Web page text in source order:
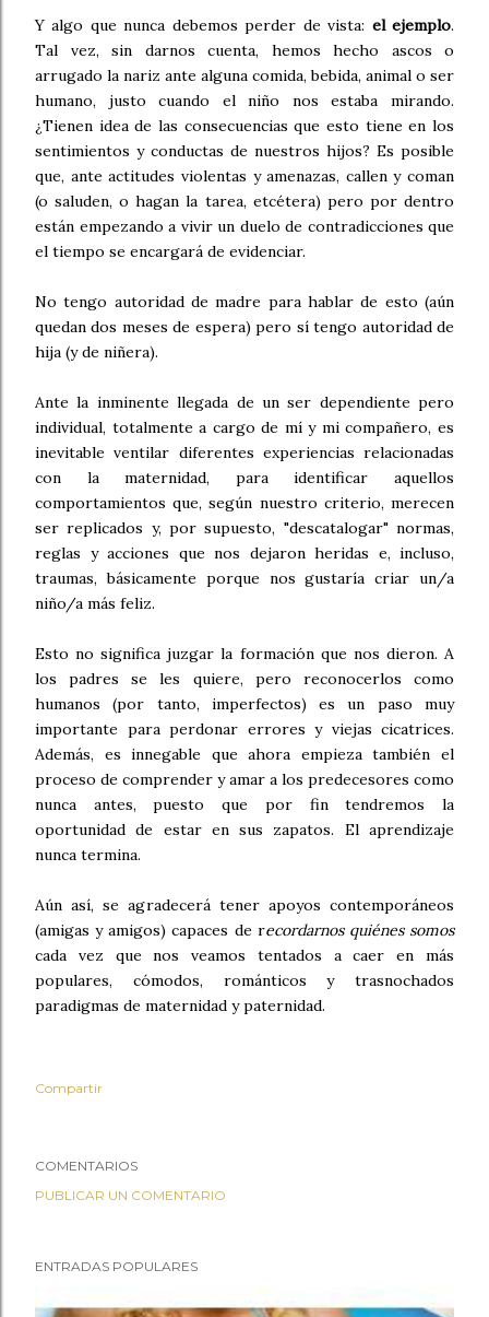
Y algo que nunca debemos perder de vista: el ejemplo.
Tal vez, sin darnos cuenta, hemos hecho ascos o
arrugado la nariz ante alguna comida, bebida, animal o ser
humano, justo cuando el niño nos estaba mirando.
¿Tienen idea de las consecuencias que esto tiene en los
sentimientos y conductas de nuestros hijos? Es posible
que, ante actitudes violentas y amenazas, callen y coman
(o saluden, o hagan la tarea, etcétera) pero por dentro
están empezando a vivir un duelo de contradicciones que
el tiempo se encargará de evidenciar.
No tengo autoridad de madre para hablar de esto (aún
quedan dos meses de espera) pero sí tengo autoridad de
hija (y de niñera).
Ante la inminente llegada de un ser dependiente pero
individual, totalmente a cargo de mí y mi compañero, es
inevitable ventilar diferentes experiencias relacionadas
con la maternidad, para identificar aquellos
comportamientos que, según nuestro criterio, merecen
ser replicados y, por supuesto, "descatalogar" normas,
reglas y acciones que nos dejaron heridas e, incluso,
traumas, básicamente porque nos gustaría criar un/a
niño/a más feliz.
Esto no significa juzgar la formación que nos dieron. A
los padres se les quiere, pero reconocerlos como
humanos (por tanto, imperfectos) es un paso muy
importante para perdonar errores y viejas cicatrices.
Además, es innegable que ahora empieza también el
proceso de comprender y amar a los predecesores como
nunca antes, puesto que por fin tendremos la
oportunidad de estar en sus zapatos. El aprendizaje
nunca termina.
Aún así, se agradecerá tener apoyos contemporáneos
(amigas y amigos) capaces de recordarnos quiénes somos
cada vez que nos veamos tentados a caer en más
populares, cómodos, románticos y trasnochados
paradigmas de maternidad y paternidad.
Compartir
COMENTARIOS
PUBLICAR UN COMENTARIO
ENTRADAS POPULARES